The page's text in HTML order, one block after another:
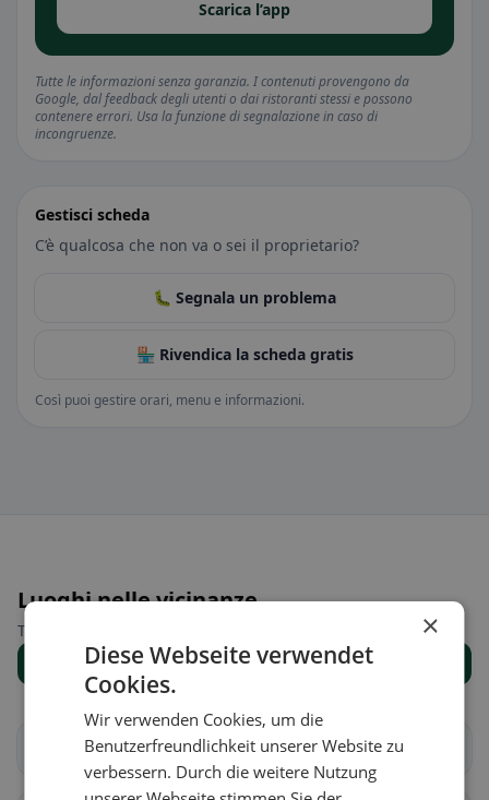
Scarica l’app
Tutte le informazioni senza garanzia. I contenuti provengono da
Google, dal feedback degli utenti o dai ristoranti stessi e possono
contenere errori. Usa la funzione di segnalazione in caso di
incongruenze.
Gestisci scheda
C’è qualcosa che non va o sei il proprietario?
🐛 Segnala un problema
🏪 Rivendica la scheda gratis
Così puoi gestire orari, menu e informazioni.
Luoghi nelle vicinanze
Trova il luogo giusto per la tua ricerca di ristoranti.
Mostra tutti i luoghi
Altendorf Einsiedeln
×
Diese Webseite verwendet
Cookies.
Wir verwenden Cookies, um die
Benutzerfreundlichkeit unserer Website zu
verbessern. Durch die weitere Nutzung